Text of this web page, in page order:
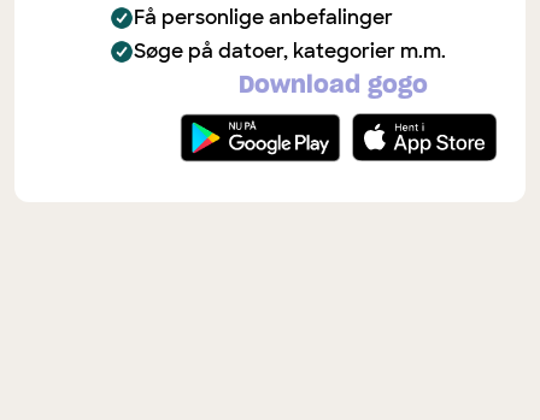
Få personlige anbefalinger
Søge på datoer, kategorier m.m.
Download gogo